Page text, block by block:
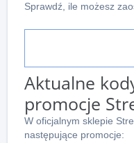
Sprawdź, ile możesz
Aktualne
promocje
W oficjalnym sklepie
następujące promocje: